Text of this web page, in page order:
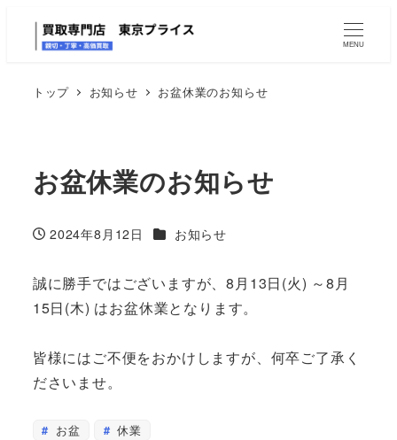
MENU
トップ お知らせ お盆休業のお知らせ
お盆休業のお知らせ
投稿日
2024年8月12日 カテゴリー
お知らせ
誠に勝手ではございますが、8月13日(火) ～8月
15日(木) はお盆休業となります。
皆様にはご不便をおかけしますが、何卒ご了承く
ださいませ。
お盆 休業